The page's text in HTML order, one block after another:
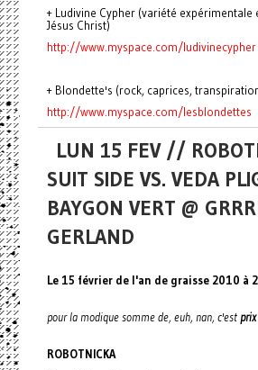
+ Ludivine Cypher (variété expérimentale
Jésus Christ)
http://www.myspace.com/ludivinecypher
+ Blondette's (rock, caprices,
http://www.myspace.com/lesblondettes
LUN 15 FEV //
SUIT SIDE VS. VEDA
BAYGON VERT @
GERLAND
Le 15 février de l'an de graisse 2010 à
pour la modique somme de, euh, nan, c'est
ROBOTNICKA